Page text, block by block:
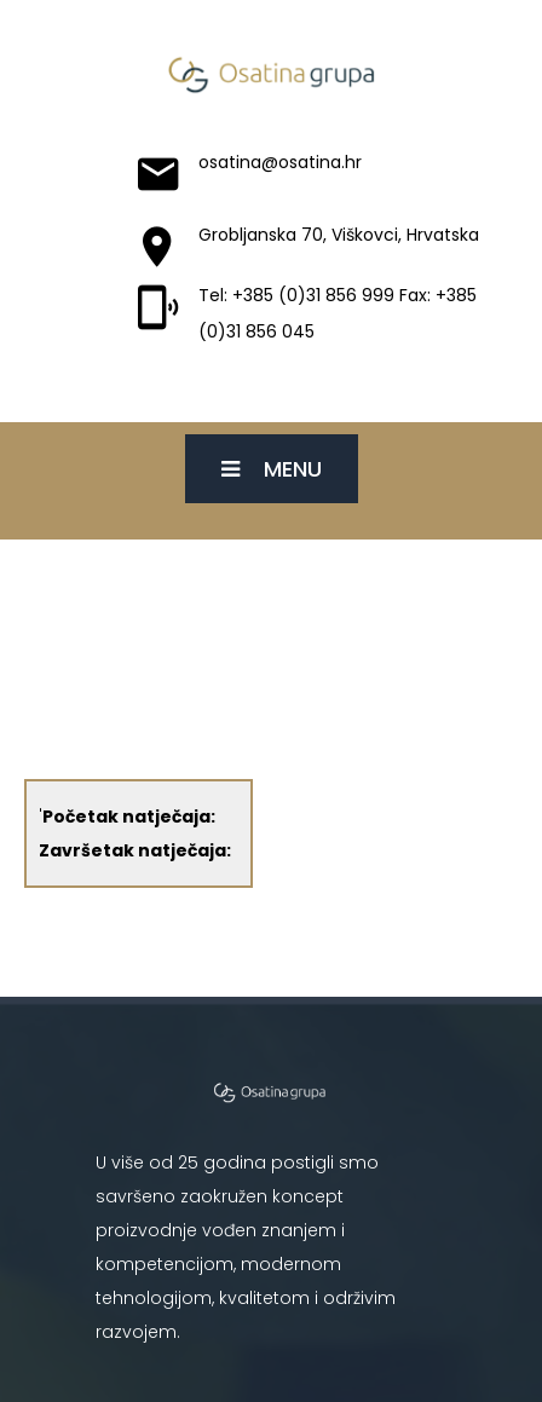
osatina@osatina.hr
Grobljanska 70, Viškovci, Hrvatska
Tel: +385 (0)31 856 999 Fax: +385
(0)31 856 045
MENU
'Početak natječaja:
Završetak natječaja:
U više od 25 godina postigli smo
savršeno zaokružen koncept
proizvodnje vođen znanjem i
kompetencijom, modernom
tehnologijom, kvalitetom i održivim
razvojem.